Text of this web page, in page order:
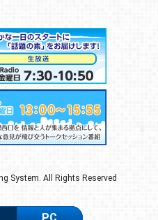
System. All Rights Reserved